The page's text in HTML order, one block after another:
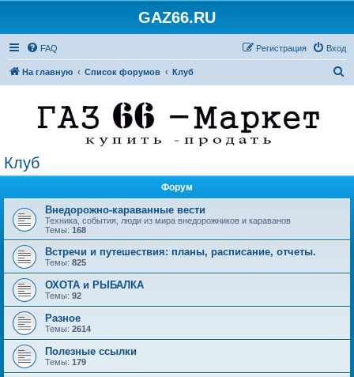
GAZ66.RU
FAQ Вход
Регистрация
На главную Список форумов Клуб
Клуб
Форум
Внедорожно-караванные вести
Техника, события, люди из мира внедорожников и караванов
Темы: 168
Встречи и путешествия: планы, расписание, отчеты.
Темы: 825
ОХОТА и РЫБАЛКА
Темы: 92
Разное
Темы: 2614
Полезные ссылки
Темы: 179